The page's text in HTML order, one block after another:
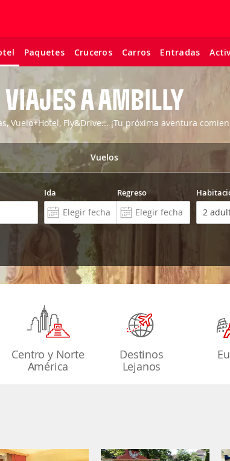
Paquetes Cruceros Carros Entradas
VIAJES A AMBILLY
Vuelo+Hotel, Fly&Drive... ¡Tu próxima aventura
Vuelos
Ida Regreso
Centro y Norte
América
Destinos
Lejanos